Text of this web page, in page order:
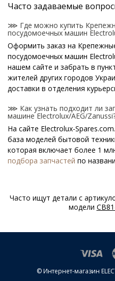
Часто задаваемые
⋙ Где можно купить
посудомоечных машин
Оформить заказ на
посудомоечных машин
нашем сайте и забрать в
жителей других городов
доставки в отделения
⋙ Как узнать подходит ли
машине Electrolux/AEG/
На сайте Electrolux-
база моделей бытовой
которая включает более 1
подбора запчастей по
Electrolux/AEG/Zanussi?
Специальная наклейка
посудомоечной машины
⋙ Сколько стоит Крепежные
машин Electrolux/AEG/Zanussi?
На нашем сайте можно
Часто ищут детали с
модели
© Интернет-магазин